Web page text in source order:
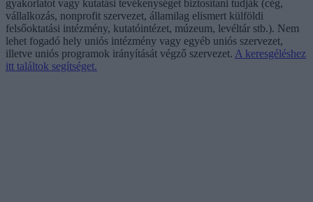
gyakorlatot vagy kutatási tevékenységet biztosítani tudják (cég,
vállalkozás, nonprofit szervezet, államilag elismert külföldi
felsőoktatási intézmény, kutatóintézet, múzeum, levéltár stb.). Nem
lehet fogadó hely uniós intézmény vagy egyéb uniós szervezet,
illetve uniós programok irányítását végző szervezet. A keresgéléshez
itt találtok segítséget.